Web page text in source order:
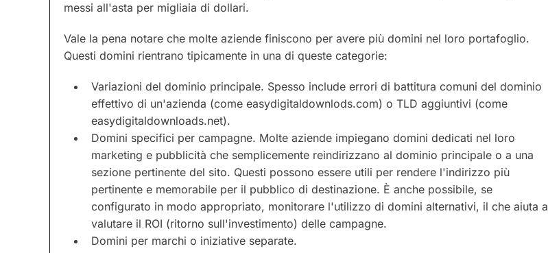
messi all'asta per migliaia di dollari.
Vale la pena notare che molte aziende finiscono per avere più domini nel loro portafoglio.
Questi domini rientrano tipicamente in una di queste categorie:
Variazioni del dominio principale. Spesso include errori di battitura comuni del dominio
effettivo di un'azienda (come easydigitaldownlods.com) o TLD aggiuntivi (come
easydigitaldownloads.net).
Domini specifici per campagne. Molte aziende impiegano domini dedicati nel loro
marketing e pubblicità che semplicemente reindirizzano al dominio principale o a una
sezione pertinente del sito. Questi possono essere utili per rendere l'indirizzo più
pertinente e memorabile per il pubblico di destinazione. È anche possibile, se
configurato in modo appropriato, monitorare l'utilizzo di domini alternativi, il che aiuta a
valutare il ROI (ritorno sull'investimento) delle campagne.
Domini per marchi o iniziative separate.